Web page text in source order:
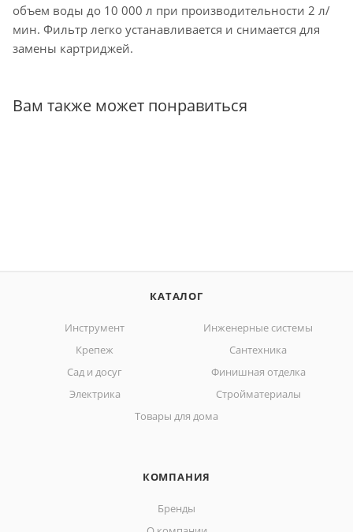
объем воды до 10 000 л при производительности 2 л/
мин. Фильтр легко устанавливается и снимается для
замены картриджей.
Вам также может понравиться
КАТАЛОГ
Инструмент
Инженерные системы
Крепеж
Сантехника
Сад и досуг
Финишная отделка
Электрика
Стройматериалы
Товары для дома
КОМПАНИЯ
Бренды